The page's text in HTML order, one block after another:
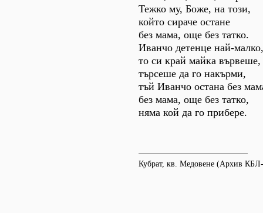
Тежко му, Боже, на този,
който сираче остане
без мама, още без татко.
Иванчо детенце най-малко,
то си край майка вървеше,
търсеше да го накърми,
тъй Иванчо остана без
без мама, още без татко,
няма кой да го прибере.
Кубрат, кв. Медовене (Архив